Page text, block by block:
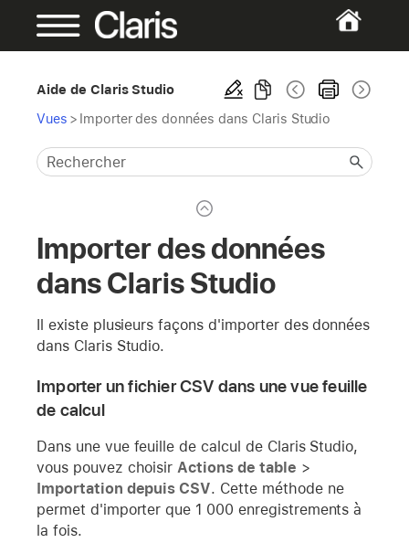
Aide de Claris Studio
Vues > Importer des données dans Claris Studio
Importer des données
dans Claris Studio
Il existe plusieurs façons d'importer des données
dans Claris Studio.
Importer un fichier CSV dans une vue feuille
de calcul
Dans une vue feuille de calcul de Claris Studio,
vous pouvez choisirActions de table >
Importation depuis CSV. Cette méthode ne
permet d'importer que 1 000 enregistrements à
la fois.